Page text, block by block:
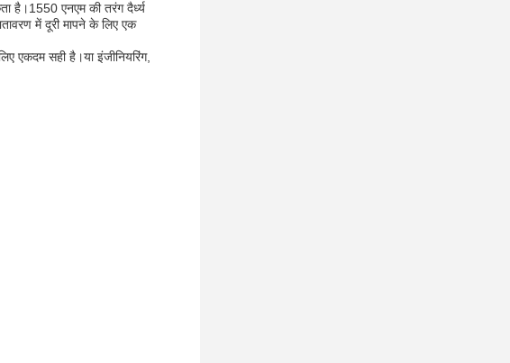
है।1550 एनएम की तरंग दैर्ध्य
में दूरी मापने के लिए एक
एकदम सही है।या इंजीनियरिंग,